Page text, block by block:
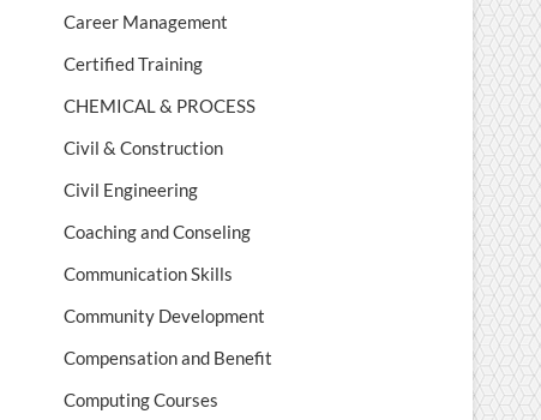
Career Management
Certified Training
CHEMICAL & PROCESS
Civil & Construction
Civil Engineering
Coaching and Conseling
Communication Skills
Community Development
Compensation and Benefit
Computing Courses